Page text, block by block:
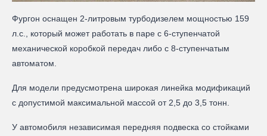
Фургон оснащен 2-литровым турбодизелем мощностью 159
л.с., который может работать в паре с 6-ступенчатой
механической коробкой передач либо с 8-ступенчатым
автоматом.
Для модели предусмотрена широкая линейка модификаций
с допустимой максимальной массой от 2,5 до 3,5 тонн.
У автомобиля независимая передняя подвеска со стойками